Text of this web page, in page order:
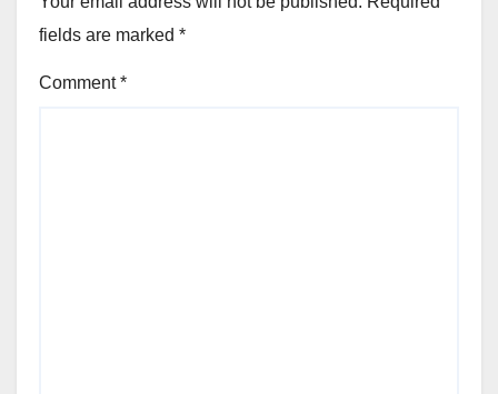
fields are marked *
Comment*